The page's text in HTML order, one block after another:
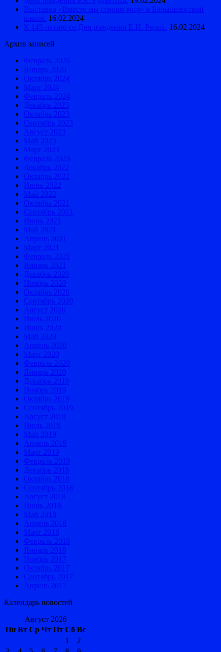
Выставка «Вместе мы строим мир» в Большелогской
школе. 16.02.2024
К 145-летию со Дня рождения Е.И. Рерих. 16.02.2024
Архив записей
Февраль 2026
Январь 2026
Октябрь 2024
Март 2024
Февраль 2024
Декабрь 2023
Октябрь 2023
Сентябрь 2023
Август 2023
Май 2023
Март 2023
Февраль 2023
Декабрь 2022
Октябрь 2022
Июнь 2022
Май 2022
Октябрь 2021
Сентябрь 2021
Июнь 2021
Май 2021
Апрель 2021
Март 2021
Февраль 2021
Январь 2021
Декабрь 2020
Ноябрь 2020
Октябрь 2020
Сентябрь 2020
Август 2020
Июль 2020
Июнь 2020
Май 2020
Апрель 2020
Март 2020
Февраль 2020
Январь 2020
Декабрь 2019
Ноябрь 2019
Октябрь 2019
Сентябрь 2019
Август 2019
Июль 2019
Май 2019
Апрель 2019
Март 2019
Февраль 2019
Декабрь 2018
Октябрь 2018
Сентябрь 2018
Август 2018
Июнь 2018
Май 2018
Апрель 2018
Март 2018
Февраль 2018
Январь 2018
Ноябрь 2017
Октябрь 2017
Сентябрь 2017
Апрель 2017
Календарь новостей
Август 2026
Пн Вт Ср Чт Пт Сб Вс
1
2